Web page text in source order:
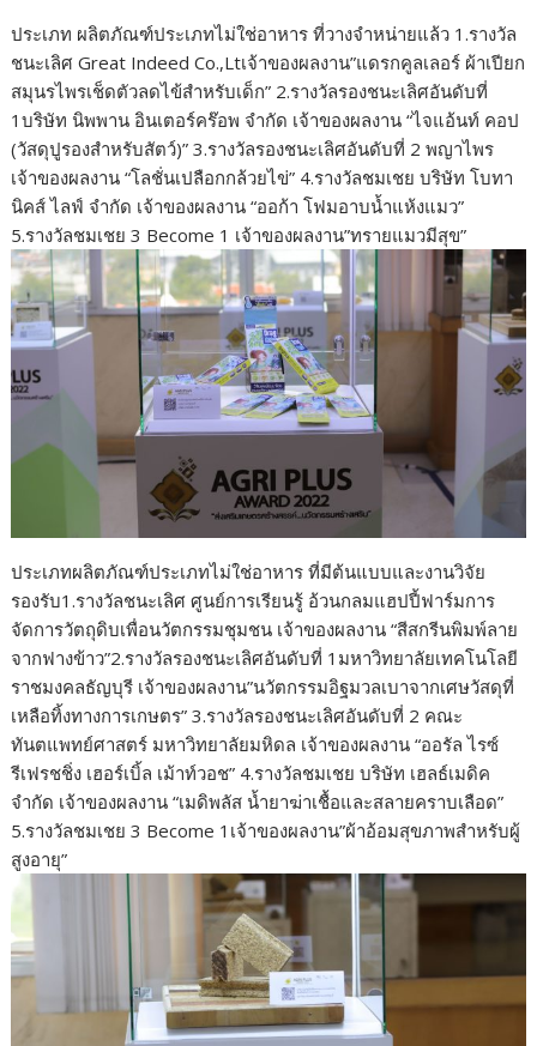
ประเภท ผลิตภัณฑ์ประเภทไม่ใช่อาหาร ที่วางจำหน่ายแล้ว 1.รางวัล
ชนะเลิศ Great Indeed Co.,Ltเจ้าของผลงาน”แดรกคูลเลอร์ ผ้าเปียก
สมุนรไพรเช็ดตัวลดไข้สำหรับเด็ก” 2.รางวัลรองชนะเลิศอันดับที่
1บริษัท นิพพาน อินเตอร์คร๊อพ จำกัด เจ้าของผลงาน “ไจแอ้นท์ คอป
(วัสดุปูรองสำหรับสัตว์)” 3.รางวัลรองชนะเลิศอันดับที่ 2 พญาไพร
เจ้าของผลงาน “โลชั่นเปลือกกล้วยไข่” 4.รางวัลชมเชย บริษัท โบทา
นิคส์ ไลฟ์ จำกัด เจ้าของผลงาน “ออก้า โฟมอาบน้ำแห้งแมว”
5.รางวัลชมเชย 3 Become 1 เจ้าของผลงาน”ทรายแมวมีสุข”
ประเภทผลิตภัณฑ์ประเภทไม่ใช่อาหาร ที่มีต้นแบบและงานวิจัย
รองรับ1.รางวัลชนะเลิศ ศูนย์การเรียนรู้ อ้วนกลมแฮปปี้ฟาร์มการ
จัดการวัตถุดิบเพื่อนวัตกรรมชุมชน เจ้าของผลงาน “สีสกรีนพิมพ์ลาย
จากฟางข้าว”2.รางวัลรองชนะเลิศอันดับที่ 1มหาวิทยาลัยเทคโนโลยี
ราชมงคลธัญบุรี เจ้าของผลงาน”นวัตกรรมอิฐมวลเบาจากเศษวัสดุที่
เหลือทิ้งทางการเกษตร” 3.รางวัลรองชนะเลิศอันดับที่ 2 คณะ
ทันตแพทย์ศาสตร์ มหาวิทยาลัยมหิดล เจ้าของผลงาน “ออรัล ไรซ์
รีเฟรชชิ่ง เฮอร์เบิ้ล เม้าท์วอช” 4.รางวัลชมเชย บริษัท เฮลธ์เมดิค
จำกัด เจ้าของผลงาน “เมดิพลัส น้ำยาฆ่าเชื้อและสลายคราบเลือด”
5.รางวัลชมเชย 3 Become 1เจ้าของผลงาน”ผ้าอ้อมสุขภาพสำหรับผู้
สูงอายุ”